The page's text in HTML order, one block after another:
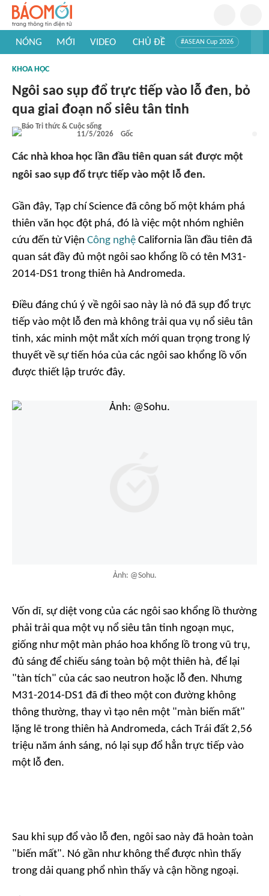
NÓNG MỚI VIDEO CHỦ ĐỀ #ASEAN Cup 2026
#Khám phá thế giới
KHOA HỌC
Ngôi sao sụp đổ trực tiếp vào lỗ đen, bỏ
qua giai đoạn nổ siêu tân tinh
11/5/2026 Gốc
Các nhà khoa học lần đầu tiên quan sát được một
ngôi sao sụp đổ trực tiếp vào một lỗ đen.
Gần đây, Tạp chí Science đã công bố một khám phá
thiên văn học đột phá, đó là việc một nhóm nghiên
cứu đến từ Viện Công nghệ California lần đầu tiên đã
quan sát đầy đủ một ngôi sao khổng lồ có tên M31-
2014-DS1 trong thiên hà Andromeda.
Điều đáng chú ý về ngôi sao này là nó đã sụp đổ trực
tiếp vào một lỗ đen mà không trải qua vụ nổ siêu tân
tinh, xác minh một mắt xích mới quan trọng trong lý
thuyết về sự tiến hóa của các ngôi sao khổng lồ vốn
được thiết lập trước đây.
Ảnh: @Sohu.
Vốn dĩ, sự diệt vong của các ngôi sao khổng lồ thường
phải trải qua một vụ nổ siêu tân tinh ngoạn mục,
giống như một màn pháo hoa khổng lồ trong vũ trụ,
đủ sáng để chiếu sáng toàn bộ một thiên hà, để lại
"tàn tích" của các sao neutron hoặc lỗ đen. Nhưng
M31-2014-DS1 đã đi theo một con đường không
thông thường, thay vì tạo nên một "màn biến mất"
lặng lẽ trong thiên hà Andromeda, cách Trái đất 2,56
triệu năm ánh sáng, nó lại sụp đổ hẳn trực tiếp vào
một lỗ đen.
Sau khi sụp đổ vào lỗ đen, ngôi sao này đã hoàn toàn
"biến mất". Nó gần như không thể được nhìn thấy
trong dải quang phổ nhìn thấy và cận hồng ngoại.